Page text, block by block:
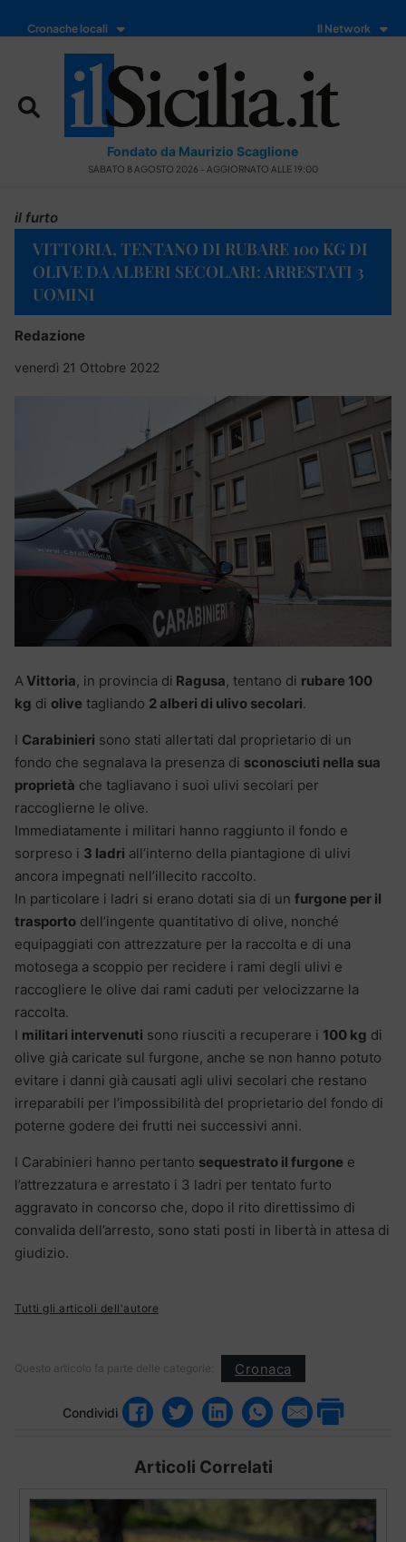
Cronache locali Il Network
Fondato da Maurizio Scaglione
SABATO 8 AGOSTO 2026 - AGGIORNATO ALLE 19:00
il furto
VITTORIA, TENTANO DI RUBARE 100 KG DI
OLIVE DA ALBERI SECOLARI: ARRESTATI 3
UOMINI
Redazione
venerdì 21 Ottobre 2022
AVittoria, in provincia di Ragusa, tentano di rubare 100
kg di olive tagliando 2 alberi di ulivo secolari.
I Carabinieri sono stati allertati dal proprietario di un
fondo che segnalava la presenza di sconosciuti nella sua
proprietà che tagliavano i suoi ulivi secolari per
raccoglierne le olive.
Immediatamente i militari hanno raggiunto il fondo e
sorpreso i 3 ladri all’interno della piantagione di ulivi
ancora impegnati nell’illecito raccolto.
In particolare i ladri si erano dotati sia di un furgone per il
trasporto dell’ingente quantitativo di olive, nonché
equipaggiati con attrezzature per la raccolta e di una
motosega a scoppio per recidere i rami degli ulivi e
raccogliere le olive dai rami caduti per velocizzarne la
raccolta.
I militari intervenuti sono riusciti a recuperare i 100 kg di
olive già caricate sul furgone, anche se non hanno potuto
evitare i danni già causati agli ulivi secolari che restano
irreparabili per l’impossibilità del proprietario del fondo di
poterne godere dei frutti nei successivi anni.
I Carabinieri hanno pertanto sequestrato il furgone e
l’attrezzatura e arrestato i 3 ladri per tentato furto
aggravato in concorso che, dopo il rito direttissimo di
convalida dell’arresto, sono stati posti in libertà in attesa di
giudizio.
Tutti gli articoli dell'autore
Questo articolo fa parte delle categorie: Cronaca
Condividi
Articoli Correlati